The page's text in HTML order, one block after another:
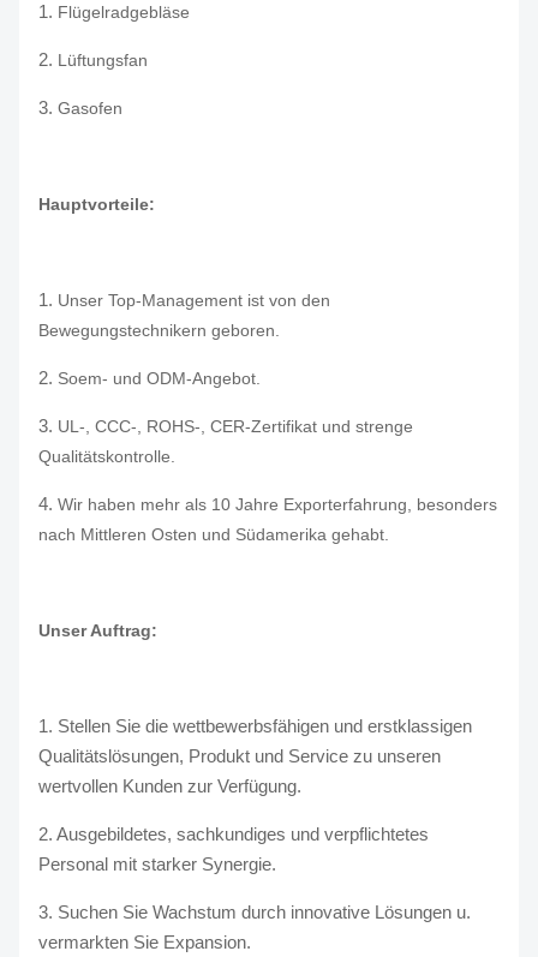
1. Flügelradgebläse
2. Lüftungsfan
3. Gasofen
Hauptvorteile:
1. Unser Top-Management ist von den
Bewegungstechnikern geboren.
2. Soem- und ODM-Angebot.
3. UL-, CCC-, ROHS-, CER-Zertifikat und strenge
Qualitätskontrolle.
4. Wir haben mehr als 10 Jahre Exporterfahrung, besonders
nach Mittleren Osten und Südamerika gehabt.
Unser Auftrag:
1. Stellen Sie die wettbewerbsfähigen und erstklassigen
Qualitätslösungen, Produkt und Service zu unseren
wertvollen Kunden zur Verfügung.
2. Ausgebildetes, sachkundiges und verpflichtetes
Personal mit starker Synergie.
3. Suchen Sie Wachstum durch innovative Lösungen u.
vermarkten Sie Expansion.